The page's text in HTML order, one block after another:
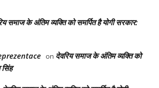
समाज के अंतिम व्यक्ति को समर्पित है योगी सरकार:
on देवरिय समाज के अंतिम व्यक्ति को
सिंह